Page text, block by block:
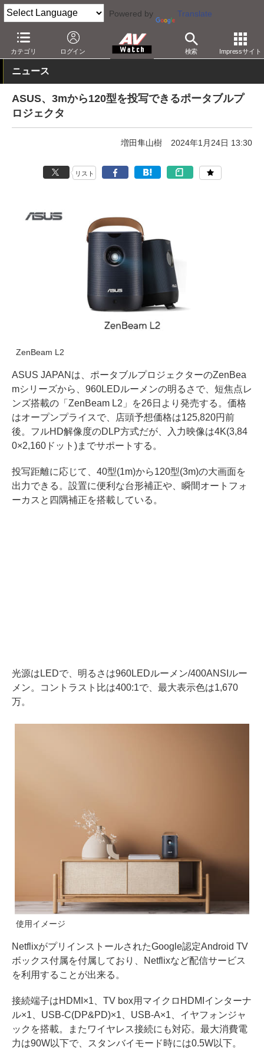
Powered by Translate
カテゴリ ログイン 検索 Impressサイト
AV Watch 製品 プロジェクタ
ニュース
ASUS、3mから120型を投写できるポータブルプ
ロジェクタ
増田隼山樹 2024年1月24日 13:30
リスト
ZenBeam L2
ASUS JAPANは、ポータブルプロジェクターのZenBea
mシリーズから、960LEDルーメンの明るさで、短焦点レ
ンズ搭載の「ZenBeam L2」を26日より発売する。価格
はオープンプライスで、店頭予想価格は125,820円前
後。フルHD解像度のDLP方式だが、入力映像は4K(3,84
0×2,160ドット)までサポートする。
投写距離に応じて、40型(1m)から120型(3m)の大画面を
出力できる。設置に便利な台形補正や、瞬間オートフォ
ーカスと四隅補正を搭載している。
光源はLEDで、明るさは960LEDルーメン/400ANSIルー
メン。コントラスト比は400:1で、最大表示色は1,670
万。
使用イメージ
NetflixがプリインストールされたGoogle認定Android TV
ボックス付属を付属しており、Netflixなど配信サービス
を利用することが出来る。
接続端子はHDMI×1、TV box用マイクロHDMIインターナ
ル×1、USB-C(DP&PD)×1、USB-A×1、イヤフォンジャ
ックを搭載。またワイヤレス接続にも対応。最大消費電
力は90W以下で、スタンバイモード時には0.5W以下。